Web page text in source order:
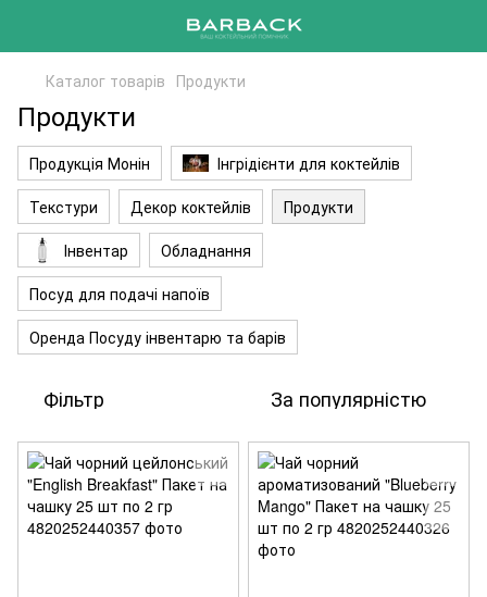
Каталог товарів Продукти
Продукти
Продукція Монін
Інгрідієнти для коктейлів
Текстури
Декор коктейлів
Продукти
Інвентар
Обладнання
Посуд для подачі напоїв
Оренда Посуду інвентарю та барів
Фільтр За популярністю